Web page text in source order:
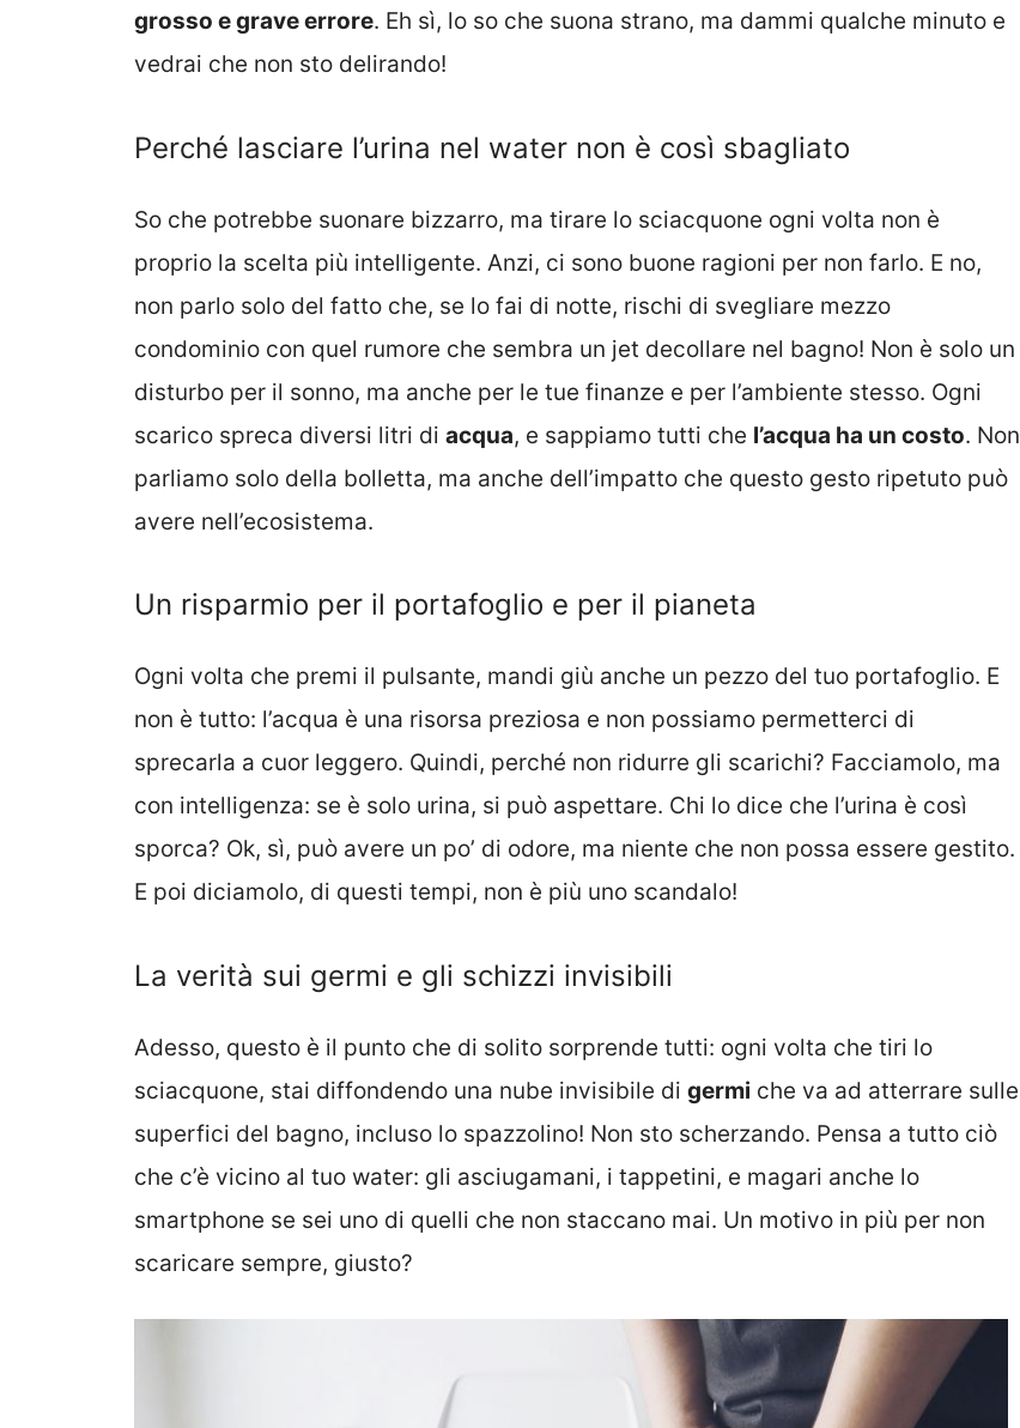
grosso e grave errore. Eh sì, lo so che suona strano, ma dammi qualche minuto e
vedrai che non sto delirando!
Perché lasciare l’urina nel water non è così sbagliato
So che potrebbe suonare bizzarro, ma tirare lo sciacquone ogni volta non è
proprio la scelta più intelligente. Anzi, ci sono buone ragioni per non farlo. E no,
non parlo solo del fatto che, se lo fai di notte, rischi di svegliare mezzo
condominio con quel rumore che sembra un jet decollare nel bagno! Non è solo un
disturbo per il sonno, ma anche per le tue finanze e per l’ambiente stesso. Ogni
scarico spreca diversi litri di acqua, e sappiamo tutti che l’acqua ha un costo. Non
parliamo solo della bolletta, ma anche dell’impatto che questo gesto ripetuto può
avere nell’ecosistema.
Un risparmio per il portafoglio e per il pianeta
Ogni volta che premi il pulsante, mandi giù anche un pezzo del tuo portafoglio. E
non è tutto: l’acqua è una risorsa preziosa e non possiamo permetterci di
sprecarla a cuor leggero. Quindi, perché non ridurre gli scarichi? Facciamolo, ma
con intelligenza: se è solo urina, si può aspettare. Chi lo dice che l’urina è così
sporca? Ok, sì, può avere un po’ di odore, ma niente che non possa essere gestito.
E poi diciamolo, di questi tempi, non è più uno scandalo!
La verità sui germi e gli schizzi invisibili
Adesso, questo è il punto che di solito sorprende tutti: ogni volta che tiri lo
sciacquone, stai diffondendo una nube invisibile di germi che va ad atterrare sulle
superfici del bagno, incluso lo spazzolino! Non sto scherzando. Pensa a tutto ciò
che c’è vicino al tuo water: gli asciugamani, i tappetini, e magari anche lo
smartphone se sei uno di quelli che non staccano mai. Un motivo in più per non
scaricare sempre, giusto?